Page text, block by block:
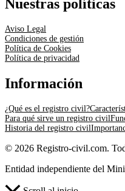
Nuestras políticas
Aviso Legal
Condiciones de gestión
Política de Cookies
Política de privacidad
Información
¿Qué es el registro civil?
Para qué sirve un registro civil
Historia del registro civil
© 2026 Registro-civil.com.
Entidad independiente del